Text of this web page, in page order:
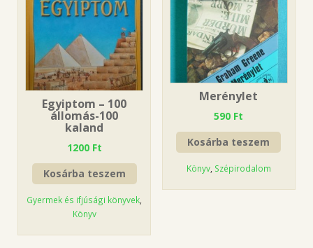
Egyiptom – 100
állomás-100
kaland
1200 Ft
Kosárba teszem
Gyermek és ifjúsági könyvek
Könyv
Merénylet
590 Ft
Kosárba teszem
Könyv, Szépirodalom